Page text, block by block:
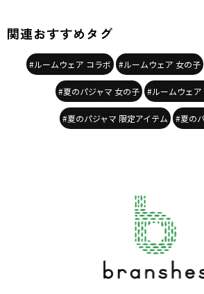
性別タイプ
／GIRL
商品番号
／12-6548-251
関連おすすめタグ
#ルームウェア コラボ #ルームウェア 女の子
#夏のパジャマ 女の子 #ルームウェア
#夏のパジャマ 限定アイテム #夏の